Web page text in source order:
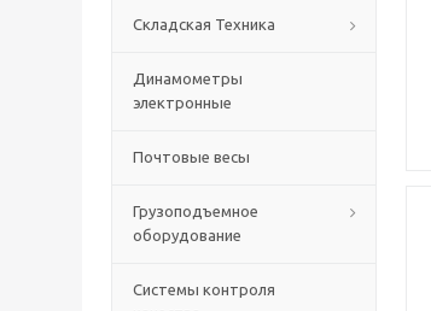
Складская Техника
Динамометры
электронные
Почтовые весы
Грузоподъемное
оборудование
Системы контроля